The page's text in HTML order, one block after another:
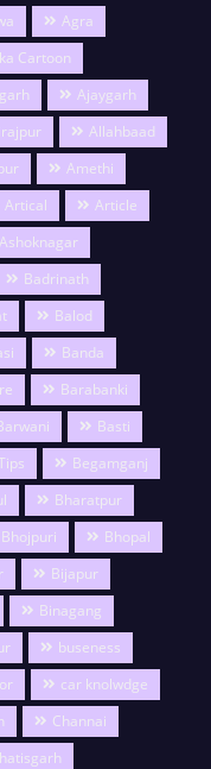
Agra
Cartoon
Ajaygarh
Allahbaad
Amethi
Artical
Article
Ashoknagar
Badrinath
Balod
Banda
Barabanki
Basti
Begamganj
Bharatpur
Bhojpuri
Bhopal
Bijapur
Binagang
buseness
car knolwdge
Channai